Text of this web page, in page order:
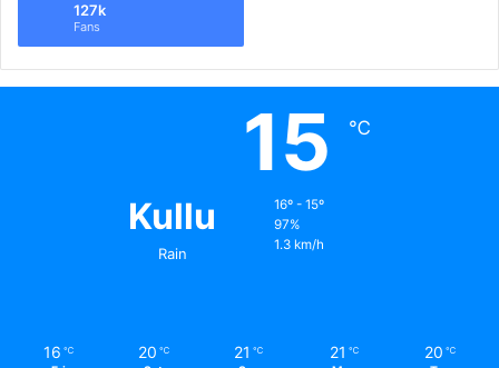
127k
Fans
Kullu
Rain
15 ℃
16º - 15º
97%
1.3 km/h
16 ℃ 20 ℃ 21 ℃ 21 ℃ 20 ℃